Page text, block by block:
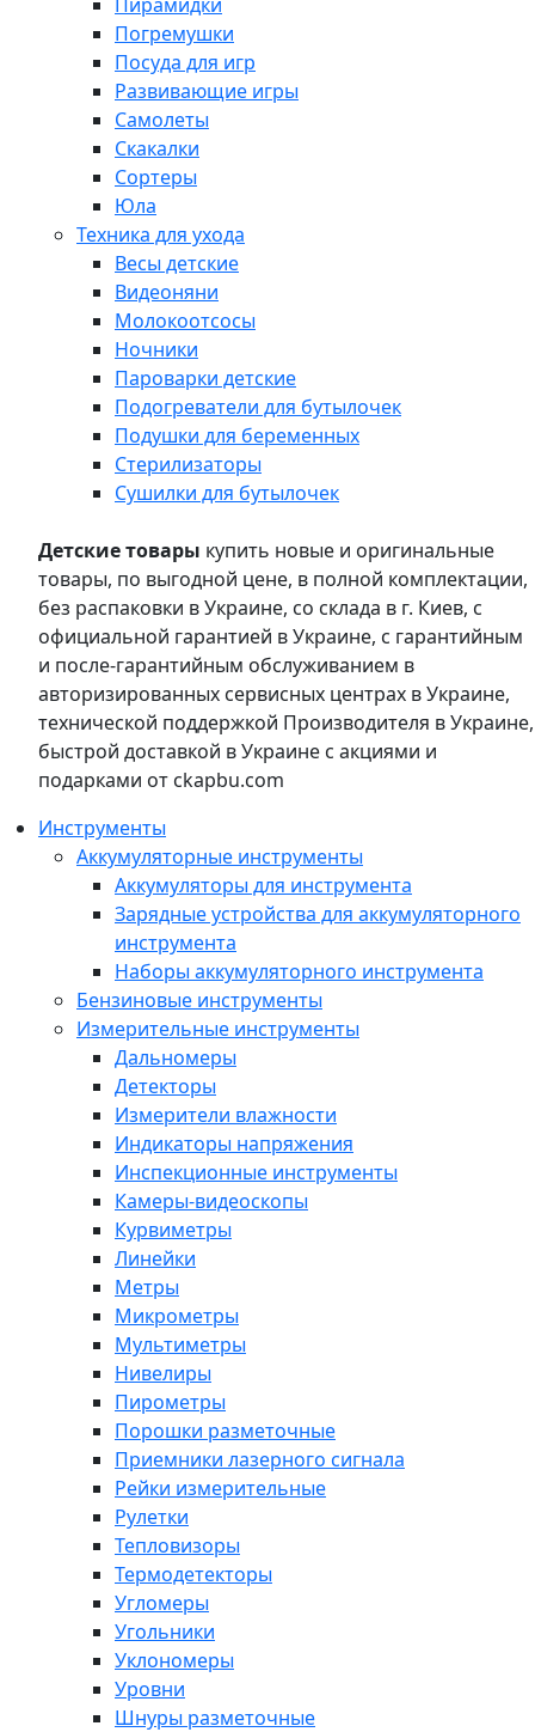
Погремушки
Посуда для игр
Развивающие игры
Самолеты
Скакалки
Сортеры
Юла
Техника для ухода
Весы детские
Видеоняни
Молокоотсосы
Ночники
Пароварки детские
Подогреватели для бутылочек
Подушки для беременных
Стерилизаторы
Сушилки для бутылочек
Детские товары купить новые и оригинальные
товары, по выгодной цене, в полной комплектации,
без распаковки в Украине, со склада в г. Киев, с
официальной гарантией в Украине, с гарантийным
и после-гарантийным обслуживанием в
авторизированных сервисных центрах в Украине,
технической поддержкой Производителя в Украине,
быстрой доставкой в Украине с акциями и
подарками от ckapbu.com
Инструменты
Аккумуляторные инструменты
Аккумуляторы для инструмента
Зарядные устройства для аккумуляторного
инструмента
Наборы аккумуляторного инструмента
Бензиновые инструменты
Измерительные инструменты
Дальномеры
Детекторы
Измерители влажности
Индикаторы напряжения
Инспекционные инструменты
Камеры-видеоскопы
Курвиметры
Линейки
Метры
Микрометры
Мультиметры
Нивелиры
Пирометры
Порошки разметочные
Приемники лазерного сигнала
Рейки измерительные
Рулетки
Тепловизоры
Термодетекторы
Угломеры
Угольники
Уклономеры
Уровни
Шнуры разметочные